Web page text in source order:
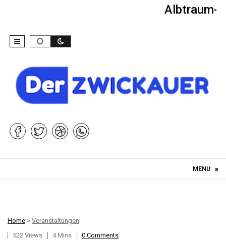
Albtraum-
MENU ≡
Home > Veranstaltungen
522 Views
4 Mins 0 Comments